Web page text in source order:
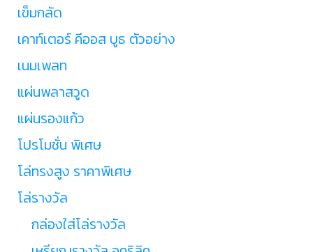
เข็มกลัด
เคาท์เตอร์ คีออส บูธ ตัวอย่าง
เนมเพลท
แผ่นพลาสวูด
แผ่นรองแก้ว
โปรโมชั่น พิเศษ
โล่ทรงสูง ราคาพิเศษ
โล่รางวัล
กล่องใส่โล่รางวัล